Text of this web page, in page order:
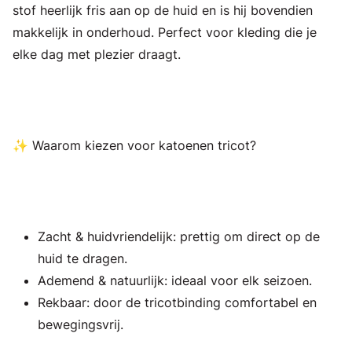
stof heerlijk fris aan op de huid en is hij bovendien
makkelijk in onderhoud. Perfect voor kleding die je
elke dag met plezier draagt.
✨ Waarom kiezen voor katoenen tricot?
Zacht & huidvriendelijk: prettig om direct op de
huid te dragen.
Ademend & natuurlijk: ideaal voor elk seizoen.
Rekbaar: door de tricotbinding comfortabel en
bewegingsvrij.